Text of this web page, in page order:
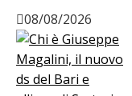
08/08/2026